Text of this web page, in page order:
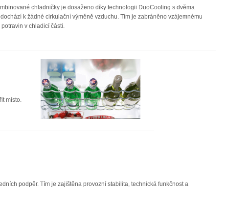
chladničky je dosaženo díky technologii DuoCooling s dvěma
k žádné cirkulační výměně vzduchu. Tím je zabráněno vzájemnému
v chladicí části.
místo.
podpěr. Tím je zajištěna provozní stabilita, technická funkčnost a